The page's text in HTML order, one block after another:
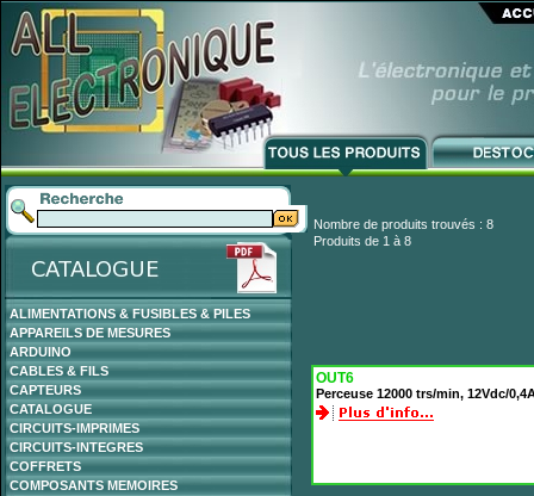
ALIMENTATIONS & FUSIBLES & PILES
APPAREILS DE MESURES
ARDUINO
CABLES & FILS
CAPTEURS
CATALOGUE
CIRCUITS-IMPRIMES
CIRCUITS-INTEGRES
COFFRETS
COMPOSANTS MEMOIRES
Nombre de produits trouvés : 8
Produits de 1 à 8
OUT6
Perceuse 12000 trs/min, 12Vdc/